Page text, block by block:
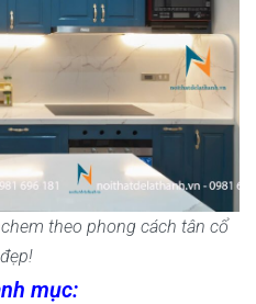
theo phong cách tân cổ
mục: